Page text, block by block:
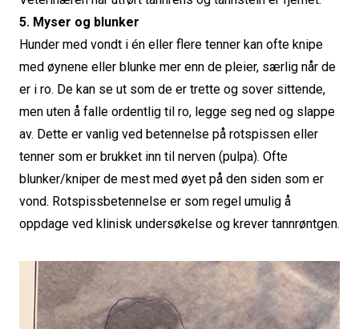
5. Myser og blunker
Hunder med vondt i én eller flere tenner kan ofte knipe
med øynene eller blunke mer enn de pleier, særlig når de
er i ro. De kan se ut som de er trette og sover sittende,
men uten å falle ordentlig til ro, legge seg ned og slappe
av. Dette er vanlig ved betennelse på rotspissen eller
tenner som er brukket inn til nerven (pulpa). Ofte
blunker/kniper de mest med øyet på den siden som er
vond. Rotspissbetennelse er som regel umulig å
oppdage ved klinisk undersøkelse og krever tannrøntgen.